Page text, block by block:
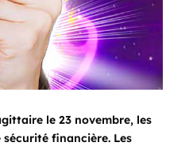
le 23 novembre, les
financière. Les